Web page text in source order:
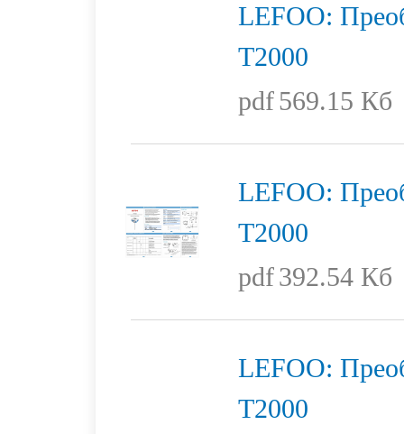
LEFOO:
T2000
pdf569.15 Кб
LEFOO:
T2000
pdf392.54 Кб
LEFOO:
T2000